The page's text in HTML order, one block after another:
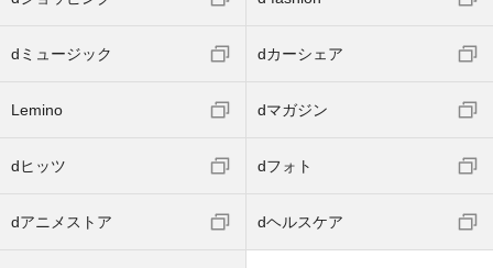
dミュージック dカーシェア
Lemino dマガジン
dヒッツ dフォト
dアニメストア dヘルスケア